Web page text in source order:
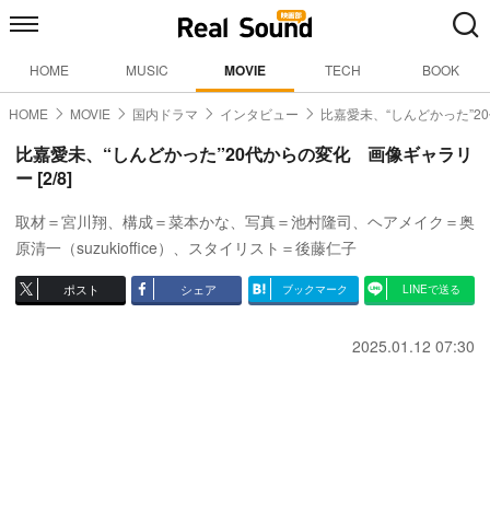
HOME MUSIC MOVIE TECH BOOK
HOME MOVIE 国内ドラマ インタビュー 比嘉愛未、“しんどかった
比嘉愛未、“しんどかった”20代からの変化 画像ギャラリ
ー [2/8]
取材＝宮川翔、構成＝菜本かな、写真＝池村隆司、ヘアメイク＝奥
原清一（suzukioffice）、スタイリスト＝後藤仁子
ポスト シェア ブックマーク LINEで送る
2025.01.12 07:30